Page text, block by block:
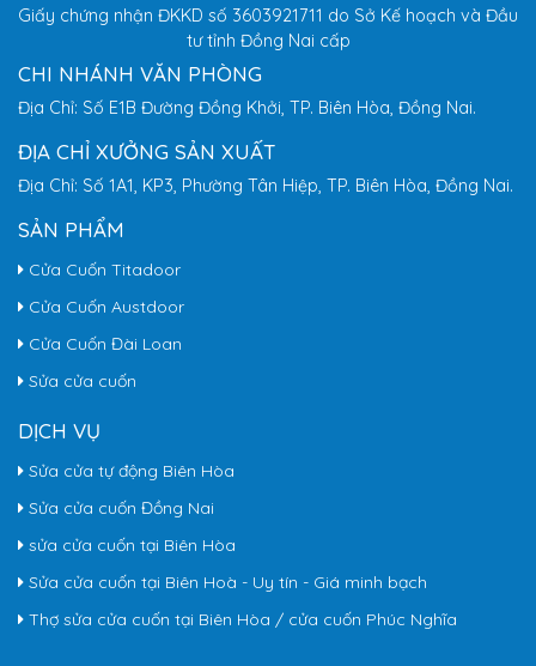
Giấy chứng nhận ĐKKD số 3603921711 do Sở Kế hoạch và Đầu
tư tỉnh Đồng Nai cấp
CHI NHÁNH VĂN PHÒNG
Địa Chỉ: Số E1B Đường Đồng Khởi, TP. Biên Hòa, Đồng Nai.
ĐỊA CHỈ XƯỞNG SẢN XUẤT
Địa Chỉ: Số 1A1, KP3, Phường Tân Hiệp, TP. Biên Hòa, Đồng Nai.
SẢN PHẨM
Cửa Cuốn Titadoor
Cửa Cuốn Austdoor
Cửa Cuốn Đài Loan
Sửa cửa cuốn
DỊCH VỤ
Sửa cửa tự động Biên Hòa
Sửa cửa cuốn Đồng Nai
sửa cửa cuốn tại Biên Hòa
Sửa cửa cuốn tại Biên Hoà - Uy tín - Giá minh bạch
Thợ sửa cửa cuốn tại Biên Hòa / cửa cuốn Phúc Nghĩa